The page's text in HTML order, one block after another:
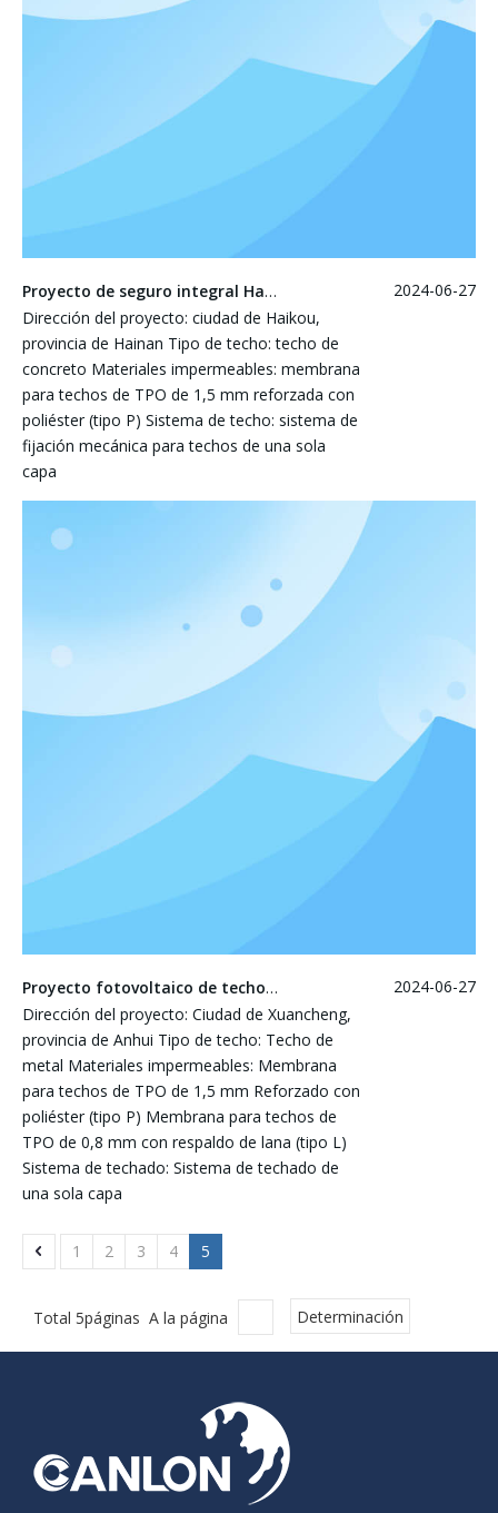
Proyecto de seguro integral Hainan Haikong - Nuevo
Dirección del proyecto: ciudad de Haikou,
provincia de Hainan Tipo de techo: techo de
concreto Materiales impermeables: membrana
para techos de TPO de 1,5 mm reforzada con
poliéster (tipo P) Sistema de techo: sistema de
fijación mecánica para techos de una sola
capa
2024-06-27
Proyecto fotovoltaico de techo GoodWe Guangde
Dirección del proyecto: Ciudad de Xuancheng,
provincia de Anhui Tipo de techo: Techo de
metal Materiales impermeables: Membrana
para techos de TPO de 1,5 mm Reforzado con
poliéster (tipo P) Membrana para techos de
TPO de 0,8 mm con respaldo de lana (tipo L)
Sistema de techado: Sistema de techado de
una sola capa
2024-06-27
1 2 3 4 5
Total 5páginas A la página Determinación